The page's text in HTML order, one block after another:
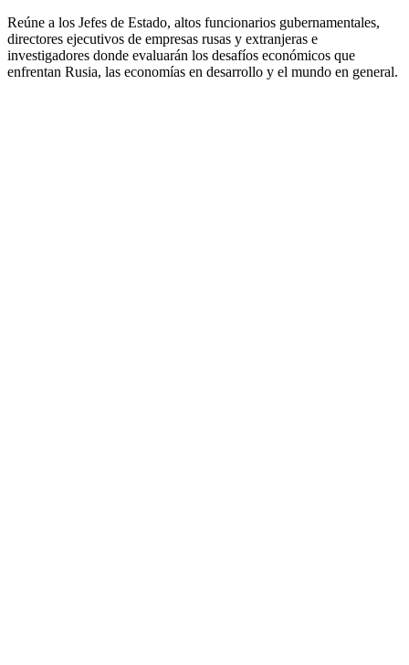
Reúne a los Jefes de Estado, altos funcionarios gubernamentales,
directores ejecutivos de empresas rusas y extranjeras e
investigadores donde evaluarán los desafíos económicos que
enfrentan Rusia, las economías en desarrollo y el mundo en general.